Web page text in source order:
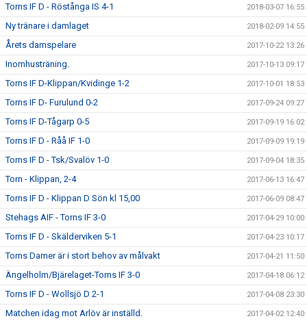
Torns IF D - Röstånga IS 4-1 2018-03-07 16:55
Ny tränare i damlaget 2018-02-09 14:55
Årets damspelare 2017-10-22 13:26
Inomhusträning. 2017-10-13 09:17
Torns IF D-Klippan/Kvidinge 1-2 2017-10-01 18:53
Torns IF D- Furulund 0-2 2017-09-24 09:27
Torns IF D-Tågarp 0-5 2017-09-19 16:02
Torns IF D - Råå IF 1-0 2017-09-09 19:19
Torns IF D - Tsk/Svalöv 1-0 2017-09-04 18:35
Torn - Klippan, 2-4 2017-06-13 16:47
Torns IF D - Klippan D Sön kl 15,00 2017-06-09 08:47
Stehags AIF - Torns IF 3-0 2017-04-29 10:00
Torns IF D - Skälderviken 5-1 2017-04-23 10:17
Torns Damer är i stort behov av målvakt 2017-04-21 11:50
Ängelholm/Bjärelaget-Torns IF 3-0 2017-04-18 06:12
Torns IF D - Wollsjö D 2-1 2017-04-08 23:30
Matchen idag mot Arlöv är inställd. 2017-04-02 12:40